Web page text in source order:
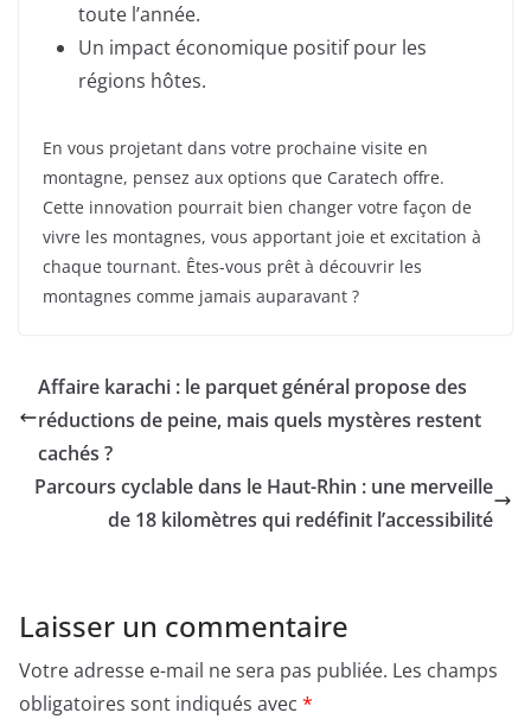
toute l’année.
Un impact économique positif pour les
régions hôtes.
En vous projetant dans votre prochaine visite en
montagne, pensez aux options que Caratech offre.
Cette innovation pourrait bien changer votre façon de
vivre les montagnes, vous apportant joie et excitation à
chaque tournant. Êtes-vous prêt à découvrir les
montagnes comme jamais auparavant ?
Affaire karachi : le parquet général propose des
réductions de peine, mais quels mystères restent
cachés ?
Parcours cyclable dans le Haut-Rhin : une merveille
de 18 kilomètres qui redéfinit l’accessibilité
Laisser un commentaire
Votre adresse e-mail ne sera pas publiée. Les champs
obligatoires sont indiqués avec *